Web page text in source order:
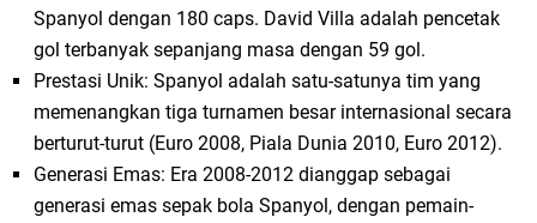
Spanyol dengan 180 caps. David Villa adalah pencetak
gol terbanyak sepanjang masa dengan 59 gol.
Prestasi Unik: Spanyol adalah satu-satunya tim yang
memenangkan tiga turnamen besar internasional secara
berturut-turut (Euro 2008, Piala Dunia 2010, Euro 2012).
Generasi Emas: Era 2008-2012 dianggap sebagai
generasi emas sepak bola Spanyol, dengan pemain-